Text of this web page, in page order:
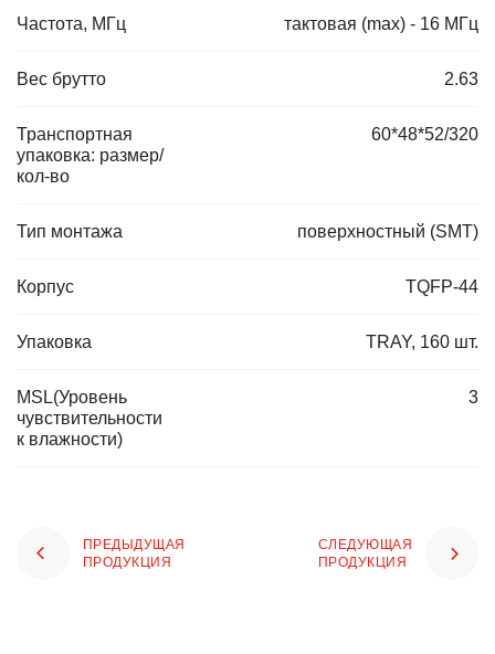
Частота, МГц тактовая (max) - 16 МГц
Вес брутто 2.63
Транспортная
упаковка: размер/
кол-во
60*48*52/320
Тип монтажа поверхностный (SMT)
Корпус TQFP-44
Упаковка TRAY, 160 шт.
MSL(Уровень
чувствительности
к влажности)
3
ПРЕДЫДУЩАЯ
ПРОДУКЦИЯ
СЛЕДУЮЩАЯ
ПРОДУКЦИЯ